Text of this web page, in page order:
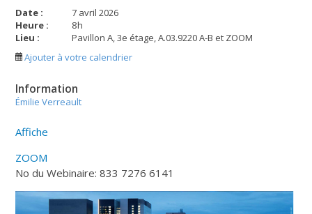
Date :
7 avril 2026
Heure :
8h
Lieu :
Pavillon A, 3e étage, A.03.9220 A-B et ZOOM
Ajouter à votre calendrier
Information
Émilie Verreault
Affiche
ZOOM
No du Webinaire: 833 7276 6141